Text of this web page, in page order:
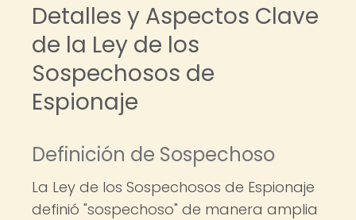
Detalles y Aspectos Clave
de la Ley de los
Sospechosos de
Espionaje
Definición de Sospechoso
La Ley de los Sospechosos de Espionaje
definió "sospechoso" de manera amplia